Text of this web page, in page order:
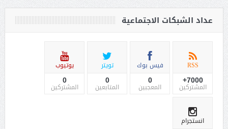
عداد الشبكات الاجتماعية
RSS
7000+
المشتركين
فيس بوك
0
المعجبين
تويتر
0
المتابعين
يوتيوب
0
المشتركين
انستجرام